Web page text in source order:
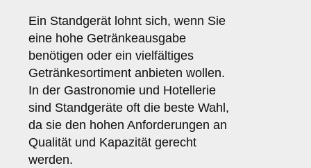
Ein Standgerät lohnt sich, wenn Sie
eine hohe Getränkeausgabe
benötigen oder ein vielfältiges
Getränkesortiment anbieten wollen.
In der Gastronomie und Hotellerie
sind Standgeräte oft die beste Wahl,
da sie den hohen Anforderungen an
Qualität und Kapazität gerecht
werden.